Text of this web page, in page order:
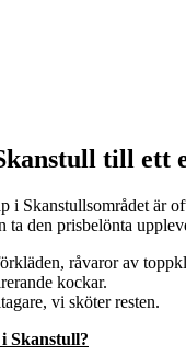
till ett
i Skanstullsområdet är
den prisbelönta
råvaror av
kockar.
vi sköter resten.
i Skanstull?